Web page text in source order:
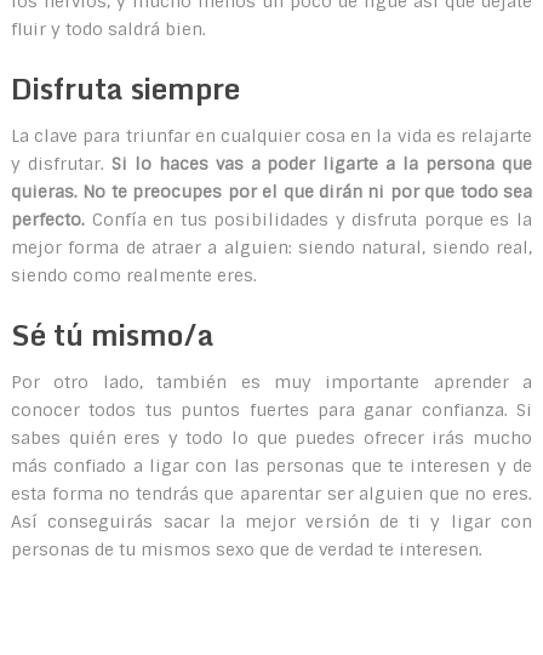
fluir y todo saldrá bien.
Disfruta siempre
La clave para triunfar en cualquier cosa en la vida es relajarte
y disfrutar. Si lo haces vas a poder ligarte a la persona que
quieras. No te preocupes por el que dirán ni por que todo sea
perfecto.Confía en tus posibilidades y disfruta porque es la
mejor forma de atraer a alguien: siendo natural, siendo real,
siendo como realmente eres.
Sé tú mismo/a
Por otro lado, también es muy importante aprender a
conocer todos tus puntos fuertes para ganar confianza. Si
sabes quién eres y todo lo que puedes ofrecer irás mucho
más confiado a ligar con las personas que te interesen y de
esta forma no tendrás que aparentar ser alguien que no eres.
Así conseguirás sacar la mejor versión de ti y ligar con
personas de tu mismos sexo que de verdad te interesen.